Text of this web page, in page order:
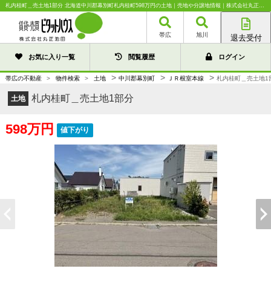
札内桂町＿売土地1部分 北海道中川郡幕別町札内桂町598万円の土地｜売地や分譲地情報｜株式会社丸正池田
帯広 旭川 退去受付
旭川店
お気に入り一覧 閲覧履歴 ログイン
帯広の不動産 > 物件検索 > 土地 > 中川郡幕別町 > ＪＲ根室本線 > 札内桂町＿売土地1
土地 札内桂町＿売土地1部分
598万円 値下がり